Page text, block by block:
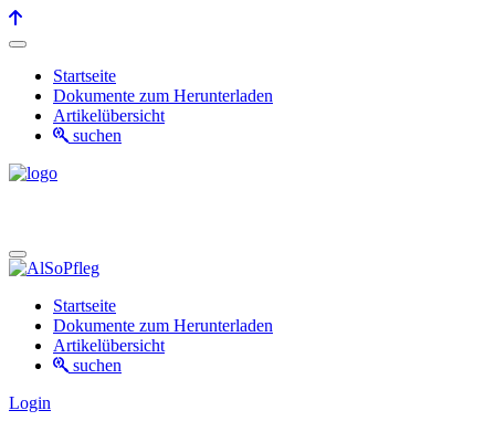
Startseite
Dokumente zum Herunterladen
Artikelübersicht
suchen
Startseite
Dokumente zum Herunterladen
Artikelübersicht
suchen
Login